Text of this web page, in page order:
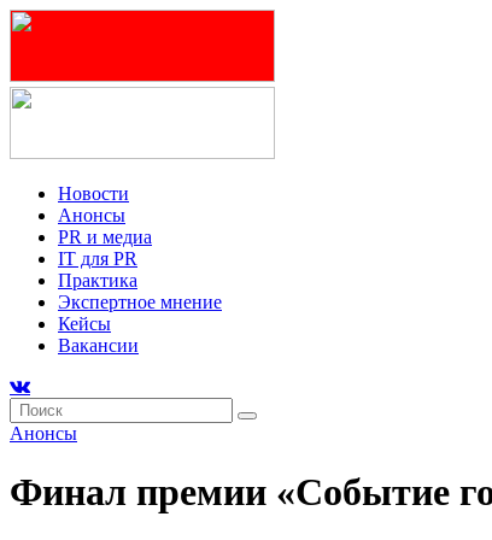
Новости
Анонсы
PR и медиа
IT для PR
Практика
Экспертное мнение
Кейсы
Вакансии
Анонсы
Финал премии «Событие